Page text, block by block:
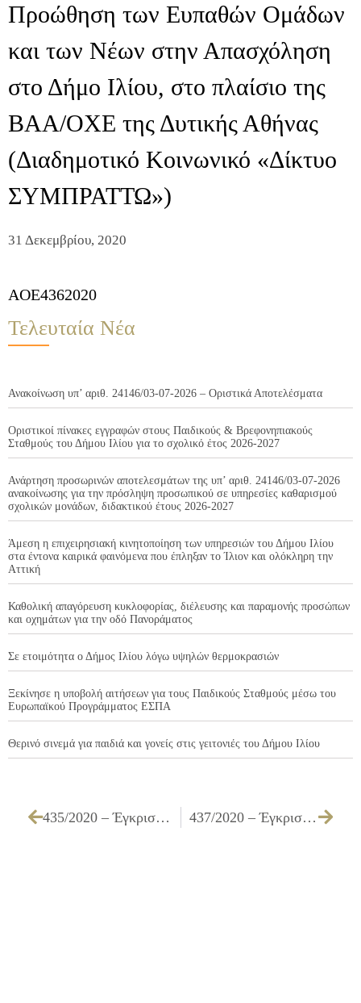
Προώθηση των Ευπαθών Ομάδων
και των Νέων στην Απασχόληση
στο Δήμο Ιλίου, στο πλαίσιο της
ΒΑΑ/ΟΧΕ της Δυτικής Αθήνας
(Διαδημοτικό Κοινωνικό «Δίκτυο
ΣΥΜΠΡΑΤΤΩ»)
31 Δεκεμβρίου, 2020
AOE4362020
Τελευταία Νέα
Ανακοίνωση υπ’ αριθ. 24146/03-07-2026 – Οριστικά Αποτελέσματα
Οριστικοί πίνακες εγγραφών στους Παιδικούς & Βρεφονηπιακούς
Σταθμούς του Δήμου Ιλίου για το σχολικό έτος 2026-2027
Ανάρτηση προσωρινών αποτελεσμάτων της υπ’ αριθ. 24146/03-07-2026
ανακοίνωσης για την πρόσληψη προσωπικού σε υπηρεσίες καθαρισμού
σχολικών μονάδων, διδακτικού έτους 2026-2027
Άμεση η επιχειρησιακή κινητοποίηση των υπηρεσιών του Δήμου Ιλίου
στα έντονα καιρικά φαινόμενα που έπληξαν το Ίλιον και ολόκληρη την
Αττική
Καθολική απαγόρευση κυκλοφορίας, διέλευσης και παραμονής προσώπων
και οχημάτων για την οδό Πανοράματος
Σε ετοιμότητα ο Δήμος Ιλίου λόγω υψηλών θερμοκρασιών
Ξεκίνησε η υποβολή αιτήσεων για τους Παιδικούς Σταθμούς μέσω του
Ευρωπαϊκού Προγράμματος ΕΣΠΑ
Θερινό σινεμά για παιδιά και γονείς στις γειτονιές του Δήμου Ιλίου
435/2020 – Έγκριση κάλυψης δαπάνης κηδείας απόρου κατοίκου Ιλίου 437/2020 – Έγκριση παράτασης της οριζόμενης προθεσμίας της σύμβασης που αφορά την «Προμήθεια μηχανογραφικού εξοπλισμού για τις ανάγκες των υπηρεσιών του Δήμου & Έκτακτες ανάγκες λόγω Covid-19» 1η Ομάδα: Μηχανογραφικός Εξοπλισμός – ΚΜ 71/2020